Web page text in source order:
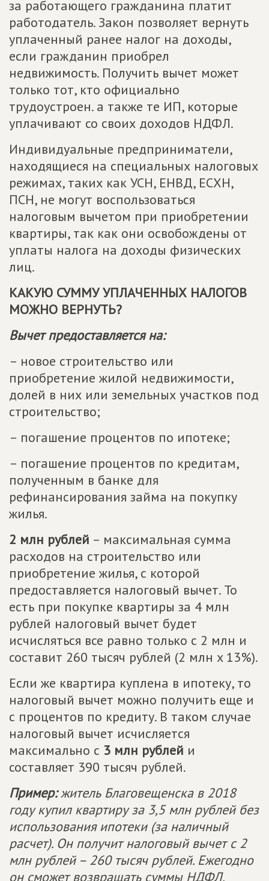
за работающего гражданина платит
работодатель. Закон позволяет вернуть
уплаченный ранее налог на доходы,
если гражданин приобрел
недвижимость. Получить вычет может
только тот, кто официально
трудоустроен. а также те ИП, которые
уплачивают со своих доходов НДФЛ.
Индивидуальные предприниматели,
находящиеся на специальных налоговых
режимах, таких как УСН, ЕНВД, ЕСХН,
ПСН, не могут воспользоваться
налоговым вычетом при приобретении
квартиры, так как они освобождены от
уплаты налога на доходы физических
лиц.
КАКУЮ СУММУ УПЛАЧЕННЫХ НАЛОГОВ
МОЖНО ВЕРНУТЬ?
Вычет предоставляется на:
– новое строительство или
приобретение жилой недвижимости,
долей в них или земельных участков под
строительство;
– погашение процентов по ипотеке;
– погашение процентов по кредитам,
полученным в банке для
рефинансирования займа на покупку
жилья.
2 млн рублей – максимальная сумма
расходов на строительство или
приобретение жилья, с которой
предоставляется налоговый вычет. То
есть при покупке квартиры за 4 млн
рублей налоговый вычет будет
исчисляться все равно только с 2 млн и
составит 260 тысяч рублей (2 млн x 13%).
Если же квартира куплена в ипотеку, то
налоговый вычет можно получить еще и
с процентов по кредиту. В таком случае
налоговый вычет исчисляется
максимально с 3 млн рублей и
составляет 390 тысяч рублей.
Пример:житель Благовещенска в 2018
году купил квартиру за 3,5 млн рублей без
использования ипотеки (за наличный
расчет). Он получит налоговый вычет с 2
млн рублей – 260 тысяч рублей. Ежегодно
он сможет возвращать суммы НДФЛ,